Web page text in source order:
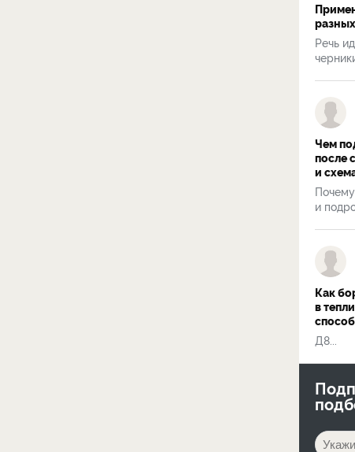
Речь
Чем
после
и
и
Как
в
Д8...